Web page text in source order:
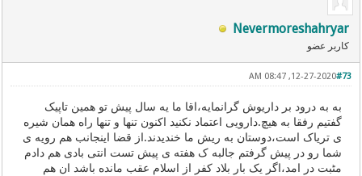
Nevermoreshahryar
کاربر عضو
#73
12-27-2020, 08:47 AM
به به درود بر داریوش گرانمایه،اقا ما یه سال پیش تو همین تاپیک
گفتیم رفقا به هیچ.دارویی اعتماد نکنید اکنون تنها و تنها راه همان شیره
ی تریاک است،دوستان به ریش ما خندیدند.از قضا اینجانب هم رویه ی
شما رو در پیش گرفتم جالبه ک هفته ی پیش تست انتی بادی هم دادم
مٹبت در امد،اگر یک بار بلاد کفر از اسلام عقب مانده باشد ان هم